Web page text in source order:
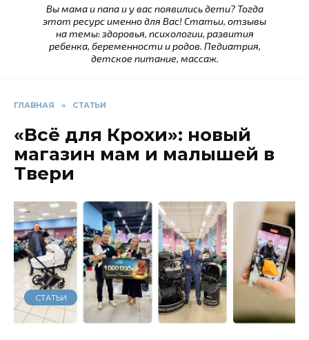
Вы мама и папа и у вас появились дети? Тогда
этот ресурс именно для Вас! Статьи, отзывы
на темы: здоровья, психологии, развития
ребенка, беременности и родов. Педиатрия,
детское питание, массаж.
ГЛАВНАЯ » СТАТЬИ
«Всё для Крохи»: новый
магазин мам и малышей в
Твери
СТАТЬИ